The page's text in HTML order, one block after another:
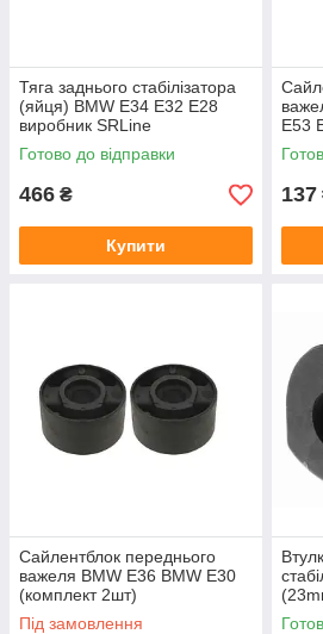
Тяга заднього стабілізатора
(яйця) BMW E34 E32 E28
виробник SRLine
Готово до відправки
466 ₴
Купити
E53
137
Сайлентблок переднього
важеля BMW E36 BMW E30
(комплект 2шт)
Під замовлення